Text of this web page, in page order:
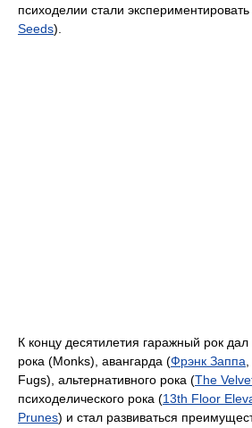
психоделии стали
Seeds).
К концу десятилетия гаражный рок дал
рока (Monks), авангарда (Фрэнк Заппа,
Fugs), альтернативного рока (The
психоделического рока (13th Floor
Prunes) и стал развиваться